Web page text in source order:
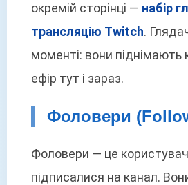
окремій сторінці — набір
трансляцію Twitch.
моменті: вони піднімають
ефір тут і зараз.
Фоловери
Фоловери — це
підписалися на канал.